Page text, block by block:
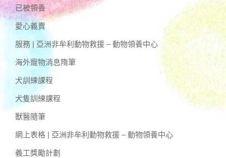
已被領養
愛心義賣
服務 | 亞洲非牟利動物救援 – 動物領養中心
海外寵物消息隋筆
犬訓練課程
犬隻訓練課程
獸醫隨筆
網上表格 | 亞洲非牟利動物救援 – 動物領養中心
義工獎勵計劃